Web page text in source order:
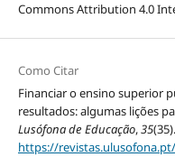
Commons Attribution 4.0
Como Citar
Financiar o ensino superior
resultados: algumas lições
Lusófona de Educação,35(35).
https://